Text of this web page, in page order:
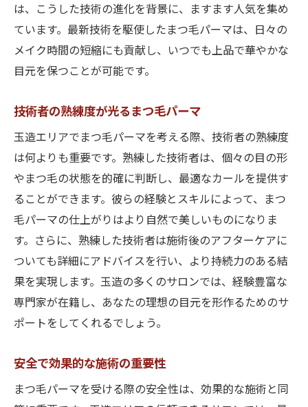
は、こうした技術の進化を背景に、ますます人気を集め
ています。最新技術を駆使したまつ毛パーマは、日々の
メイク時間の短縮にも貢献し、いつでも上品で華やかな
目元を保つことが可能です。
技術者の熟練度が光るまつ毛パーマ
玉造エリアでまつ毛パーマを考える際、技術者の熟練度
は何よりも重要です。熟練した技術者は、個々の目の形
やまつ毛の状態を的確に判断し、最適なカールを提供す
ることができます。彼らの経験とスキルによって、まつ
毛パーマの仕上がりはより自然で美しいものになりま
す。さらに、熟練した技術者は施術後のアフターケアに
ついても詳細にアドバイスを行い、より持続力のある結
果を実現します。玉造の多くのサロンでは、経験豊富な
専門家が在籍し、あなたの理想の目元を形作るためのサ
ポートをしてくれるでしょう。
安全で効果的な施術の重要性
まつ毛パーマを受ける際の安全性は、効果的な施術と同